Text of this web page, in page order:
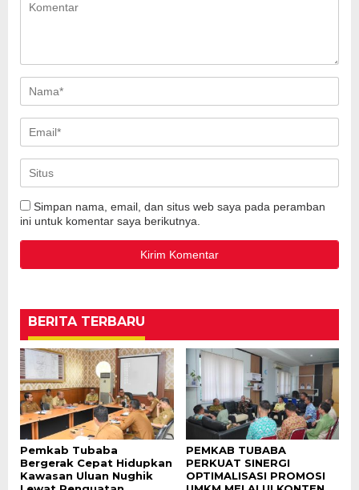
Simpan nama, email, dan situs web saya pada peramban
ini untuk komentar saya berikutnya.
BERITA TERBARU
Pemkab Tubaba
Bergerak Cepat Hidupkan
Kawasan Uluan Nughik
PEMKAB TUBABA
PERKUAT SINERGI
OPTIMALISASI PROMOSI